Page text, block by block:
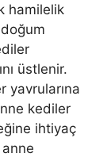
hamilelik
üstlenir.
yavrularına
kediler
ihtiyaç